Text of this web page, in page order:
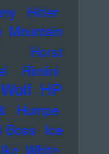
Hitler
Mountain
Horst
Rimini
HP
Humpe
Boss Ice
Ike White